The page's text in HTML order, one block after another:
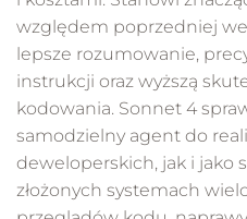
względem poprzedniej
lepsze rozumowanie,
instrukcji oraz wyższą
kodowania. Sonnet 4
samodzielny agent do
deweloperskich, jak i jako
złożonych systemach